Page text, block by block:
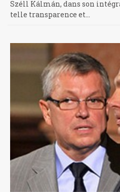
Széll Kálmán, dans son
telle transparence et…